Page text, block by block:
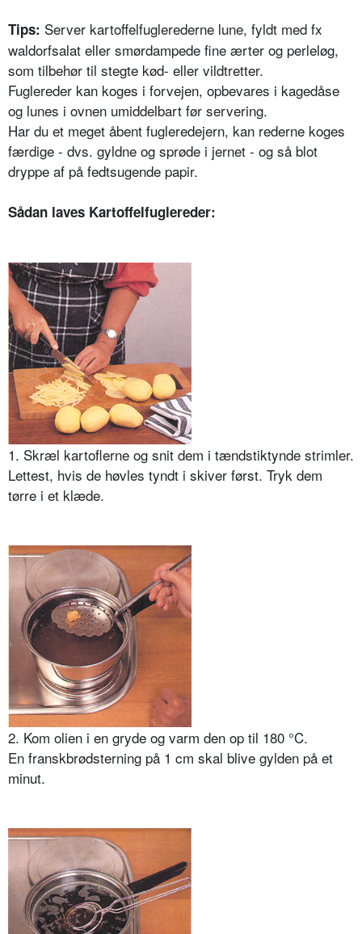
Tips: Server kartoffelfuglerederne lune, fyldt med fx
waldorfsalat eller smørdampede fine ærter og perleløg,
som tilbehør til stegte kød- eller vildtretter.
Fuglereder kan koges i forvejen, opbevares i kagedåse
og lunes i ovnen umiddelbart før servering.
Har du et meget åbent fugleredejern, kan rederne koges
færdige - dvs. gyldne og sprøde i jernet - og så blot
dryppe af på fedtsugende papir.
Sådan laves Kartoffelfuglereder:
1. Skræl kartoflerne og snit dem i tændstiktynde strimler.
Lettest, hvis de høvles tyndt i skiver først. Tryk dem
tørre i et klæde.
2. Kom olien i en gryde og varm den op til 180 °C.
En franskbrødsterning på 1 cm skal blive gylden på et
minut.